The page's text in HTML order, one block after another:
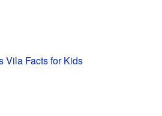
Vila Facts for Kids